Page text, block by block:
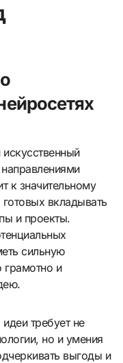
к значительному
вкладывать
и проекты.
сильную
грамотно и
требует не
но и умения
выгоды и